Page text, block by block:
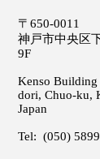
〒650-0011
神戸市中央区
9F
Kenso Building
dori, Chuo-ku,
Japan
Tel: (050)